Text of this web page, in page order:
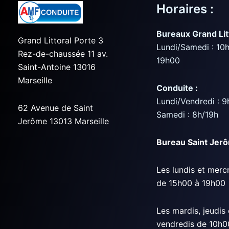
Grand Littoral Porte 3
Rez-de-chaussée 11 av.
Saint-Antoine 13016
Marseille
62 Avenue de Saint
Jerôme 13013 Marseille
Horaires :
Bureaux Grand
Lundi/Samedi :
19h00
Conduite :
Lundi/Vendredi :
Samedi : 8h/19h
Bureau Saint
Les lundis et
de 15h00 à 19h00
Les mardis, jeudis
vendredis de